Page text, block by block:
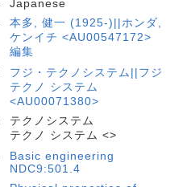
Japanese
本多, 健一 (1925-)||ホンダ,
ケンイチ <AU00547172>
編集
フジ・テクノシステム||フジ
テクノ システム
<AU00071380>
テクノシステム
テクノ システム <>
Basic engineering
NDC9:501.4